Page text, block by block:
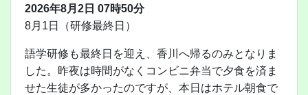
2026年8月2日 07時50分
8月1日（研修最終日）
語学研修も最終日を迎え、香川へ帰るのみとなりま
した。昨夜は時間がなくコンビニ弁当で夕食を済ま
せた生徒が多かったのですが、本日はホテル朝食で